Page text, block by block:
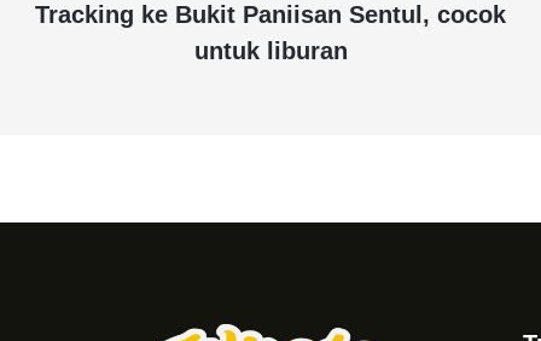
Tracking ke Bukit Paniisan Sentul, cocok
untuk liburan